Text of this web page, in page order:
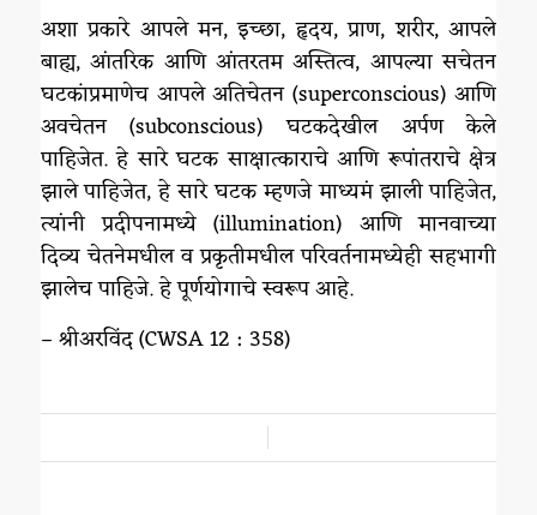
अशा प्रकारे आपले मन, इच्छा, हृदय, प्राण, शरीर, आपले
बाह्य, आंतरिक आणि आंतरतम अस्तित्व, आपल्या सचेतन
घटकांप्रमाणेच आपले अतिचेतन (superconscious) आणि
अवचेतन (subconscious) घटकदेखील अर्पण केले
पाहिजेत. हे सारे घटक साक्षात्काराचे आणि रूपांतराचे क्षेत्र
झाले पाहिजेत, हे सारे घटक म्हणजे माध्यमं झाली पाहिजेत,
त्यांनी प्रदीपनामध्ये (illumination) आणि मानवाच्या
दिव्य चेतनेमधील व प्रकृतीमधील परिवर्तनामध्येही सहभागी
झालेच पाहिजे. हे पूर्णयोगाचे स्वरूप आहे.
– श्रीअरविंद (CWSA 12 : 358)